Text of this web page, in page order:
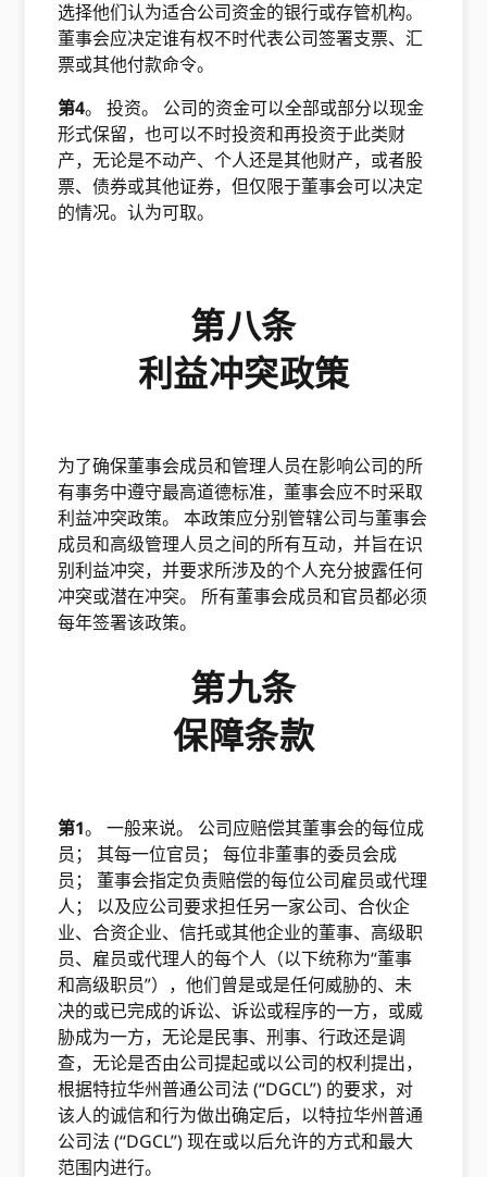
选择他们认为适合公司资金的银行或存管机构。
董事会应决定谁有权不时代表公司签署支票、汇
票或其他付款命令。
第4。 投资。 公司的资金可以全部或部分以现金
形式保留，也可以不时投资和再投资于此类财
产，无论是不动产、个人还是其他财产，或者股
票、债券或其他证券，但仅限于董事会可以决定
的情况。认为可取。
第八条
利益冲突政策
为了确保董事会成员和管理人员在影响公司的所
有事务中遵守最高道德标准，董事会应不时采取
利益冲突政策。 本政策应分别管辖公司与董事会
成员和高级管理人员之间的所有互动，并旨在识
别利益冲突，并要求所涉及的个人充分披露任何
冲突或潜在冲突。 所有董事会成员和官员都必须
每年签署该政策。
第九条
保障条款
第1。 一般来说。 公司应赔偿其董事会的每位成
员； 其每一位官员； 每位非董事的委员会成
员； 董事会指定负责赔偿的每位公司雇员或代理
人； 以及应公司要求担任另一家公司、合伙企
业、合资企业、信托或其他企业的董事、高级职
员、雇员或代理人的每个人（以下统称为“董事
和高级职员”），他们曾是或是任何威胁的、未
决的或已完成的诉讼、诉讼或程序的一方，或威
胁成为一方，无论是民事、刑事、行政还是调
查，无论是否由公司提起或以公司的权利提出，
根据特拉华州普通公司法 (“DGCL”) 的要求，对
该人的诚信和行为做出确定后，以特拉华州普通
公司法 (“DGCL”) 现在或以后允许的方式和最大
范围内进行。